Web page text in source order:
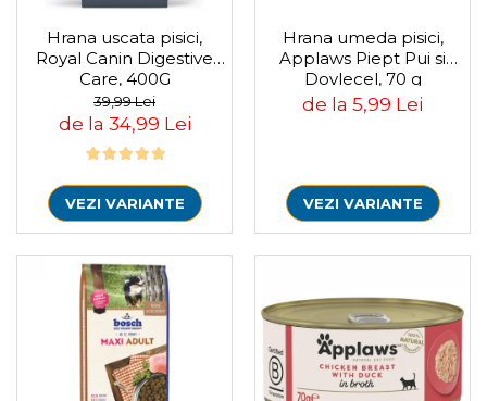
Lampa pentru acvariu
Neoane si LED-uri pentru acvarii
Incalzitoare
Substrat acvariu
Sisteme CO2
Racitoare
Tratamente pesti acvariu
Teste apa
Furtune si conectori acvarii
Curatare acvarii
Conditioneri apa acvariu
Medii filtrante
Hrana uscata pisici,
Royal Canin Digestive
Care, 400G
39,99 Lei
de la 34,99 Lei
VEZI VARIANTE
Hrana umeda pisici,
Applaws Piept Pui si
Dovlecel, 70 g
de la 5,99 Lei
VEZI VARIANTE